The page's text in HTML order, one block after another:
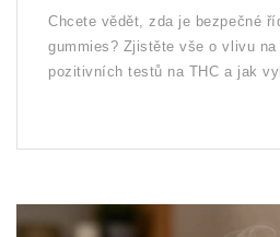
Chcete vědět, zda je bezpečné
gummies? Zjistěte vše o vlivu
pozitivních testů na THC a jak